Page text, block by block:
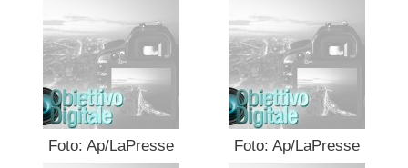
Foto: Ap/LaPresse Foto: Ap/LaPresse